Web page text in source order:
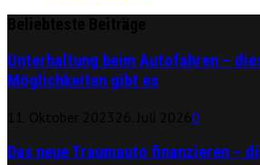
Unterhaltung beim Autofahren –
Möglichkeiten gibt es
0
Das neue Traumauto finanzieren –